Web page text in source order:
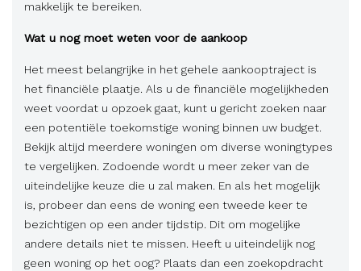
makkelijk te bereiken.
Wat u nog moet weten voor de aankoop
Het meest belangrijke in het gehele aankooptraject is
het financiële plaatje. Als u de financiële mogelijkheden
weet voordat u opzoek gaat, kunt u gericht zoeken naar
een potentiële toekomstige woning binnen uw budget.
Bekijk altijd meerdere woningen om diverse woningtypes
te vergelijken. Zodoende wordt u meer zeker van de
uiteindelijke keuze die u zal maken. En als het mogelijk
is, probeer dan eens de woning een tweede keer te
bezichtigen op een ander tijdstip. Dit om mogelijke
andere details niet te missen. Heeft u uiteindelijk nog
geen woning op het oog? Plaats dan een zoekopdracht